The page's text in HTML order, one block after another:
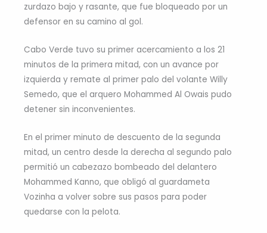
zurdazo bajo y rasante, que fue bloqueado por un
defensor en su camino al gol.
Cabo Verde tuvo su primer acercamiento a los 21
minutos de la primera mitad, con un avance por
izquierda y remate al primer palo del volante Willy
Semedo, que el arquero Mohammed Al Owais pudo
detener sin inconvenientes.
En el primer minuto de descuento de la segunda
mitad, un centro desde la derecha al segundo palo
permitió un cabezazo bombeado del delantero
Mohammed Kanno, que obligó al guardameta
Vozinha a volver sobre sus pasos para poder
quedarse con la pelota.